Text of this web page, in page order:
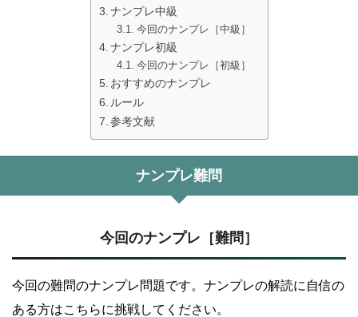
ナンプレ中級
今回のナンプレ［中級］
ナンプレ初級
今回のナンプレ［初級］
おすすめのナンプレ
ルール
参考文献
ナンプレ難問
今回のナンプレ［難問］
今回の難問のナンプレ問題です。ナンプレの解読に自信の
ある方はこちらに挑戦してください。